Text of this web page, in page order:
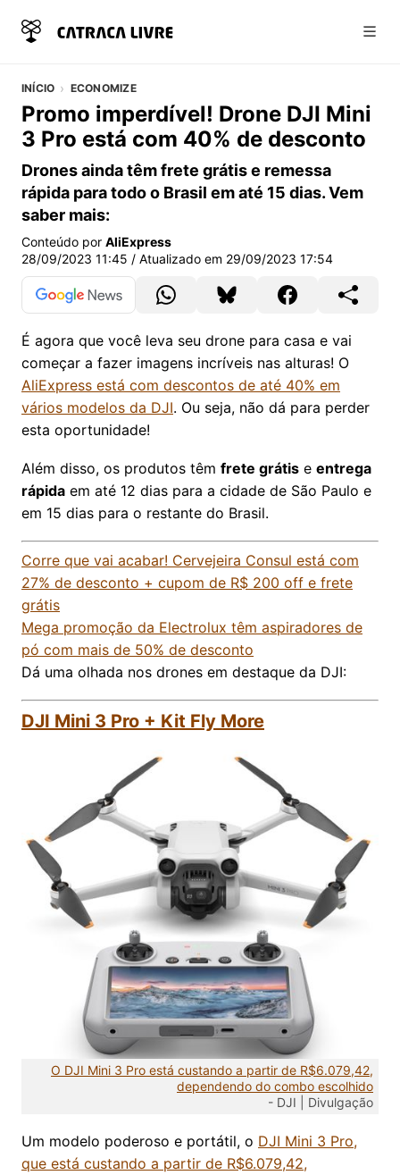
INÍCIO ECONOMIZE
Promo imperdível! Drone DJI Mini
3 Pro está com 40% de desconto
Drones ainda têm frete grátis e remessa
rápida para todo o Brasil em até 15 dias. Vem
saber mais:
Conteúdo por AliExpress
28/09/2023 11:45 / Atualizado em 29/09/2023 17:54
É agora que você leva seu drone para casa e vai
começar a fazer imagens incríveis nas alturas! O
AliExpress está com descontos de até 40% em
vários modelos da DJI. Ou seja, não dá para perder
esta oportunidade!
Além disso, os produtos têm frete grátis e entrega
rápida em até 12 dias para a cidade de São Paulo e
em 15 dias para o restante do Brasil.
Corre que vai acabar! Cervejeira Consul está com
27% de desconto + cupom de R$ 200 off e frete
grátis
Mega promoção da Electrolux têm aspiradores de
pó com mais de 50% de desconto
Dá uma olhada nos drones em destaque da DJI:
DJI Mini 3 Pro + Kit Fly More
O DJI Mini 3 Pro está custando a partir de R$6.079,42,
dependendo do combo escolhido
- DJI | Divulgação
Um modelo poderoso e portátil, o DJI Mini 3 Pro,
que está custando a partir de R$6.079,42,